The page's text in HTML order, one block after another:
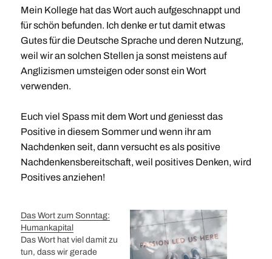
Mein Kollege hat das Wort auch aufgeschnappt und
für schön befunden. Ich denke er tut damit etwas
Gutes für die Deutsche Sprache und deren Nutzung,
weil wir an solchen Stellen ja sonst meistens auf
Anglizismen umsteigen oder sonst ein Wort
verwenden.
Euch viel Spass mit dem Wort und geniesst das
Positive in diesem Sommer und wenn ihr am
Nachdenken seit, dann versucht es als positive
Nachdenkensbereitschaft, weil positives Denken, wird
Positives anziehen!
Das Wort zum Sonntag:
Humankapital
Das Wort hat viel damit zu
tun, dass wir gerade